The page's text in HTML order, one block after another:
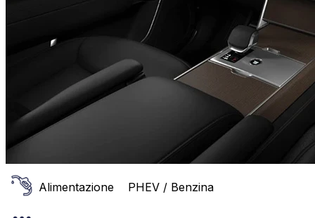
Alimentazione PHEV / Benzina